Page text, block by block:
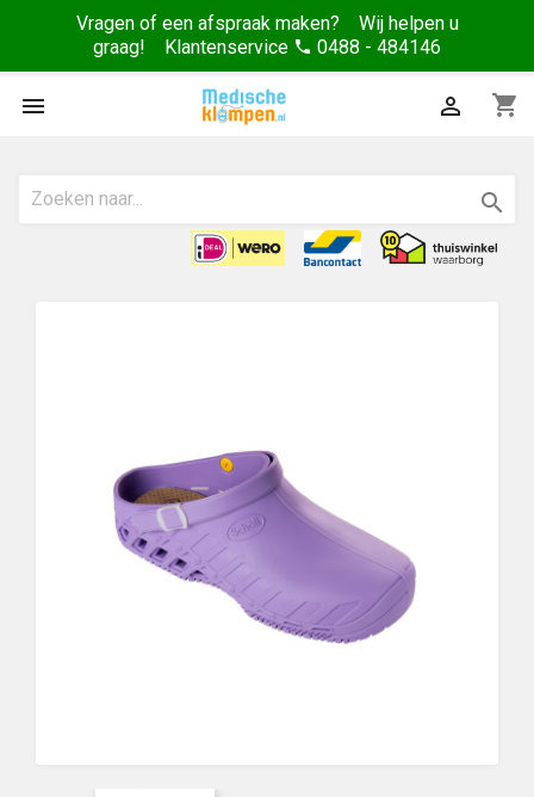
Vragen of een afspraak maken? Wij helpen u
graag! Klantenservice phone 0488 - 484146
 shopping_cart

